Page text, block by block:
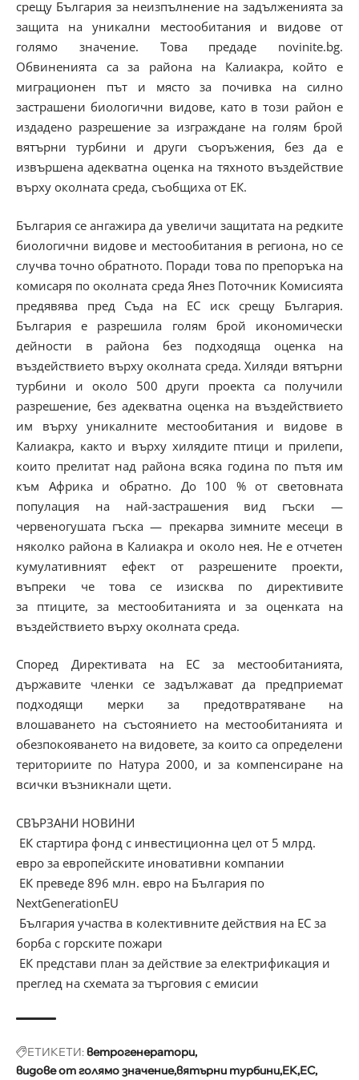
срещу България за неизпълнение на задълженията за
защита на уникални местообитания и видове от
голямо значение. Това предаде novinite.bg.
Обвиненията са за района на Калиакра, който е
миграционен път и място за почивка на силно
застрашени биологични видове, като в този район е
издадено разрешение за изграждане на голям брой
вятърни турбини и други съоръжения, без да е
извършена адекватна оценка на тяхното въздействие
върху околната среда, съобщиха от ЕК.
България се ангажира да увеличи защитата на редките
биологични видове и местообитания в региона, но се
случва точно обратното. Поради това по препоръка на
комисаря по околната среда Янез Поточник Комисията
предявява пред Съда на ЕС иск срещу България.
България е разрешила голям брой икономически
дейности в района без подходяща оценка на
въздействието върху околната среда. Хиляди вятърни
турбини и около 500 други проекта са получили
разрешение, без адекватна оценка на въздействието
им върху уникалните местообитания и видове в
Калиакра, както и върху хилядите птици и прилепи,
които прелитат над района всяка година по пътя им
към Африка и обратно. До 100 % от световната
популация на най-застрашения вид гъски —
червеногушата гъска — прекарва зимните месеци в
няколко района в Калиакра и около нея. Не е отчетен
кумулативният ефект от разрешените проекти,
въпреки че това се изисква по директивите
за птиците, за местообитанията и за оценката на
въздействието върху околната среда.
Според Директивата на ЕС за местообитанията,
държавите членки се задължават да предприемат
подходящи мерки за предотвратяване на
влошаването на състоянието на местообитанията и
обезпокояването на видовете, за които са определени
териториите по Натура 2000, и за компенсиране на
всички възникнали щети.
СВЪРЗАНИ НОВИНИ
ЕК стартира фонд с инвестиционна цел от 5 млрд.
евро за европейските иновативни компании
ЕК преведе 896 млн. евро на България по
NextGenerationEU
България участва в колективните действия на ЕС за
борба с горските пожари
ЕК представи план за действие за електрификация и
преглед на схемата за търговия с емисии
ЕТИКЕТИ:ветрогенератори
видове от голямо значениевятърни турбини ЕК ЕС